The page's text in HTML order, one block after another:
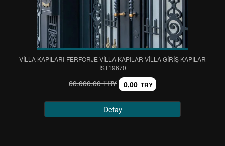
VİLLA KAPILARI-FERFORJE VİLLA KAPILAR-VİLLA GİRİŞ KAPILAR
IST19670
60.000,00 TRY 0,00 TRY
Detay